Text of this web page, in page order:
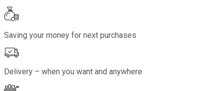
Saving your money for next purchases
Delivery – when you want and anywhere